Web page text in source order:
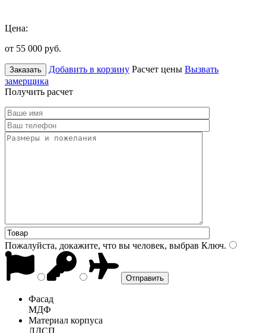
Цена:
от 55 000 руб.
Заказать Добавить в корзину Расчет цены Вызвать
замерщика
Получить расчет
Пожалуйста, докажите, что вы человек, выбрав Ключ.
Фасад
МДФ
Материал корпуса
ЛДСП